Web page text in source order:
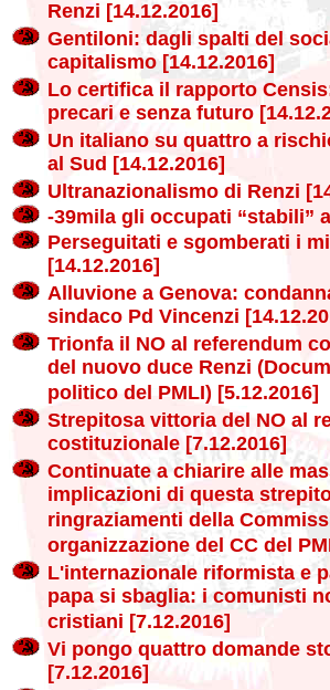
Renzi [14.12.2016]
Gentiloni: dagli spalti del
capitalismo [14.12.2016]
Lo certifica il rapporto
precari e senza futuro
Un italiano su quattro a
al Sud [14.12.2016]
Ultranazionalismo di Renzi
-39mila gli occupati “stabili”
Perseguitati e sgomberati i
[14.12.2016]
Alluvione a Genova:
sindaco Pd Vincenzi
Trionfa il NO al referendum
del nuovo duce Renzi
politico del PMLI) [5.12.2016]
Strepitosa vittoria del NO al
costituzionale [7.12.2016]
Continuate a chiarire alle
implicazioni di questa
ringraziamenti della
organizzazione del CC del
L'internazionale riformista e
papa si sbaglia: i comunisti
cristiani [7.12.2016]
Vi pongo quattro domande
[7.12.2016]